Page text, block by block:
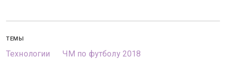
ТЕМЫ
Технологии ЧМ по футболу 2018